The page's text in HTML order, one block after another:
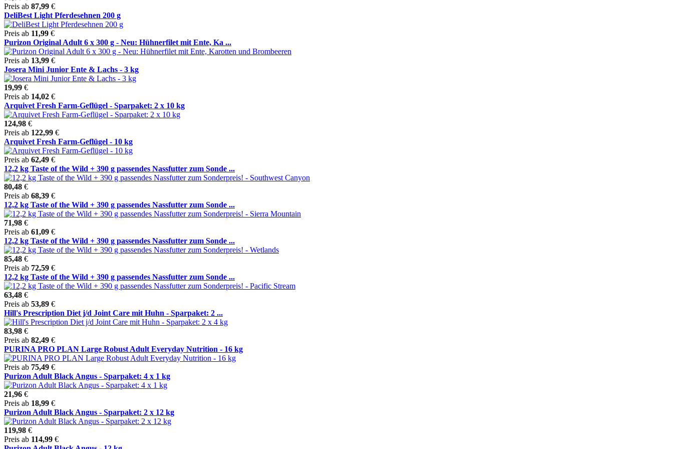
Preis ab 87,99 €
DeliBest Light Pferdesehnen 200 g
Preis ab 11,99 €
Purizon Original Adult 6 x 300 g - Neu: Hühnerfilet mit Ente, Ka ...
Preis ab 13,99 €
Josera Mini Junior Ente & Lachs - 3 kg
19,99 €
Preis ab 14,02 €
Arquivet Fresh Farm-Geflügel - Sparpaket: 2 x 10 kg
124,98 €
Preis ab 122,99 €
Arquivet Fresh Farm-Geflügel - 10 kg
Preis ab 62,49 €
12,2 kg Taste of the Wild + 390 g passendes Nassfutter zum Sonde ...
80,48 €
Preis ab 68,39 €
12,2 kg Taste of the Wild + 390 g passendes Nassfutter zum Sonde ...
71,98 €
Preis ab 61,09 €
12,2 kg Taste of the Wild + 390 g passendes Nassfutter zum Sonde ...
85,48 €
Preis ab 72,59 €
12,2 kg Taste of the Wild + 390 g passendes Nassfutter zum Sonde ...
63,48 €
Preis ab 53,89 €
Hill's Prescription Diet j/d Joint Care mit Huhn - Sparpaket: 2 ...
83,98 €
Preis ab 82,49 €
PURINA PRO PLAN Large Robust Adult Everyday Nutrition - 16 kg
Preis ab 75,49 €
Purizon Adult Black Angus - Sparpaket: 4 x 1 kg
21,96 €
Preis ab 18,99 €
Purizon Adult Black Angus - Sparpaket: 2 x 12 kg
119,98 €
Preis ab 114,99 €